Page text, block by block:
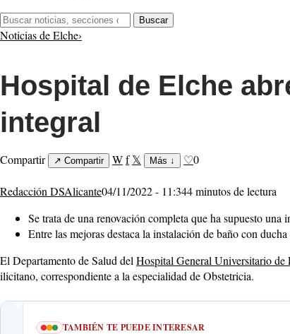
Buscar:
Buscar
Noticias de Elche›
Hospital de Elche
integral
Compartir ↗ Compartir Wf 𝕏 Más ↓ ♡0
Redacción DSAlicante04/11/2022 - 11:344 minutos de lectura
Se trata de una renovación completa que ha supuesto una
Entre las mejoras destaca la instalación de baño con
El Departamento de Salud del Hospital General Universitario de
ilicitano, correspondiente a la especialidad de Obstetricia.
TAMBIÉN TE PUEDE INTERESAR